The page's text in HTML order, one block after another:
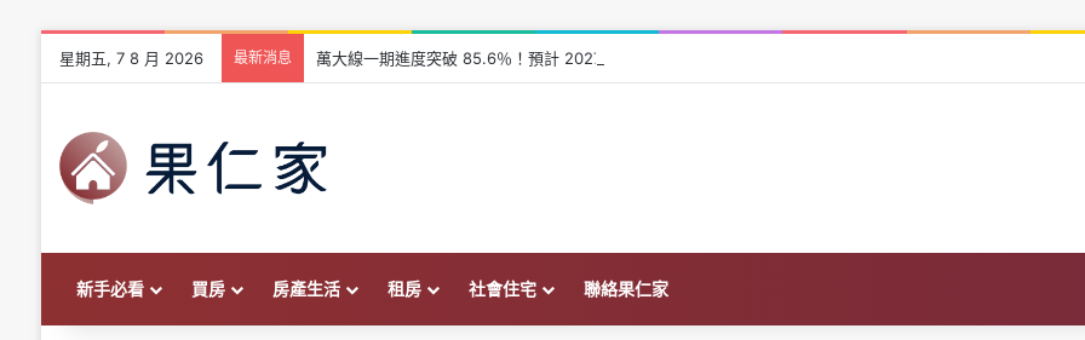
星期五, 7 8 月 2026 最新消息 萬大線一期進度突破 85.6％！預計 2027 年底完工，中正紀念堂到中和僅 14 分鐘
新手必看 買房 房產生活 租房 社會住宅 聯絡果仁家